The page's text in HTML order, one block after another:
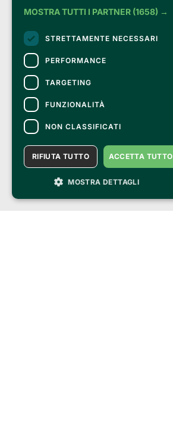
MOSTRA TUTTI I PARTNER (1658) →
STRETTAMENTE NECESSARI
PERFORMANCE
TARGETING
FUNZIONALITÀ
NON CLASSIFICATI
ACCETTA TUTTO
RIFIUTA TUTTO
MOSTRA DETTAGLI